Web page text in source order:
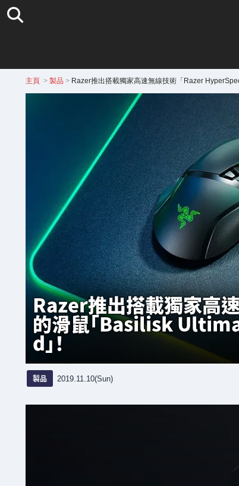
主頁 > 製品 > Razer推出搭載獨家高速無線技術「Razer
Razer推出搭載獨家高
的滑鼠「Basilisk
d」！
製品 2019.11.10(Sun)